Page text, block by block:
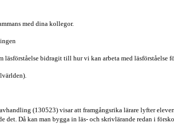
med dina kollegor.
läsförståelse bidragit till hur vi kan arbeta med läsförståelse
(130523) visar att framgångsrika lärare lyfter
Då kan man bygga in läs- och skrivlärande redan i